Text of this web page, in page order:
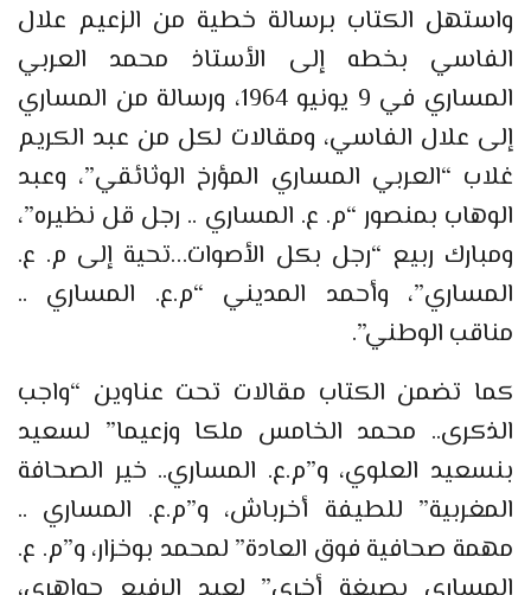
واستهل الكتاب برسالة خطية من الزعيم علال
الفاسي بخطه إلى الأستاذ محمد العربي
المساري في 9 يونيو 1964، ورسالة من المساري
إلى علال الفاسي، ومقالات لكل من عبد الكريم
غلاب “العربي المساري المؤرخ الوثائقي”، وعبد
الوهاب بمنصور “م. ع. المساري .. رجل قل نظيره”،
ومبارك ربيع “رجل بكل الأصوات…تحية إلى م. ع.
المساري”، وأحمد المديني “م.ع. المساري ..
مناقب الوطني”.
كما تضمن الكتاب مقالات تحت عناوين “واجب
الذكرى.. محمد الخامس ملكا وزعيما” لسعيد
بنسعيد العلوي، و”م.ع. المساري.. خير الصحافة
المغربية” للطيفة أخرباش، و”م.ع. المساري ..
مهمة صحافية فوق العادة” لمحمد بوخزار، و”م. ع.